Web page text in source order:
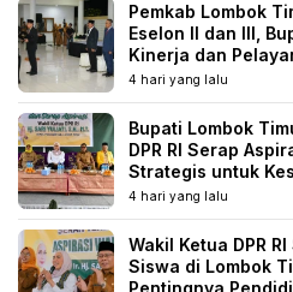
Pemkab Lombok
Eselon II dan III,
Kinerja dan
4 hari yang lalu
Bupati Lombok
DPR RI Serap
Strategis untuk
4 hari yang lalu
Wakil Ketua DPR
Siswa di Lombok
Pentingnya